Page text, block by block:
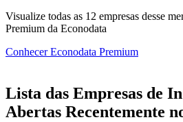
Visualize todas as 12 empresas desse
Premium da Econodata
Conhecer Econodata Premium
Lista das Empresas de
Abertas Recentemente